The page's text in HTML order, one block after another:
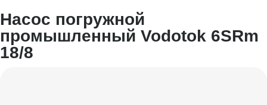
Насос погружной
промышленный Vodotok 6SRm
18/8